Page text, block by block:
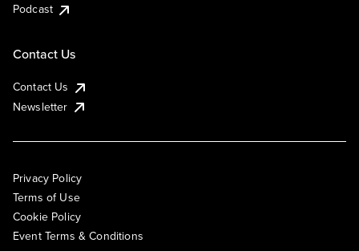
Podcast
Contact Us
Contact Us
Newsletter
Privacy Policy
Terms of Use
Cookie Policy
Event Terms & Conditions